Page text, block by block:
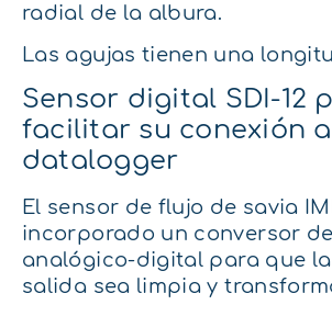
radial de la albura.
Las agujas tienen una
Sensor digital SDI-12
facilitar su conexión
datalogger
El sensor de flujo de savia
incorporado un conversor
analógico-digital para que
salida sea limpia y